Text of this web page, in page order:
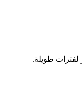
لفترات طويلة.